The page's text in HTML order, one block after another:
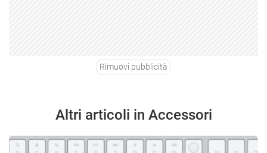
Rimuovi pubblicità
Altri articoli in Accessori